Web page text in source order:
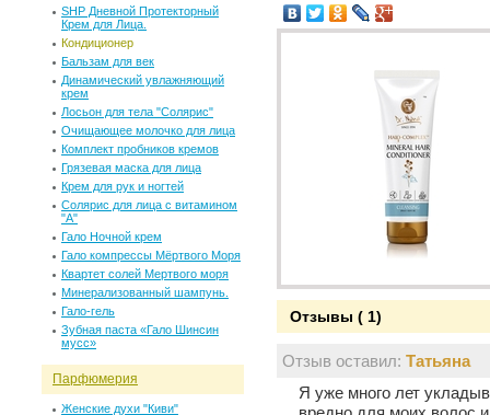
SHP Дневной Протекторный
Крем для Лица.
Кондиционер
Бальзам для век
Динамический увлажняющий
крем
Лосьон для тела "Солярис"
Очищающее молочко для лица
Комплект пробников кремов
Грязевая маска для лица
Крем для рук и ногтей
Солярис для лица c витамином
"А"
Гало Ночной крем
Гало компрессы Мёртвого Моря
Квартет солей Мертвого моря
Минерализованный шампунь.
Гало-гель
Зубная паста «Гало Шинсин
мусс»
Парфюмерия
Женские духи "Киви"
Отзывы ( 1)
Отзыв оставил: Татьяна
Я уже много лет